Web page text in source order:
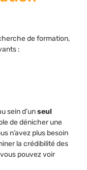
de formation,
:
sein d’unseul
de dénicher une
n’avez plus besoin
la crédibilité des
pouvez voir